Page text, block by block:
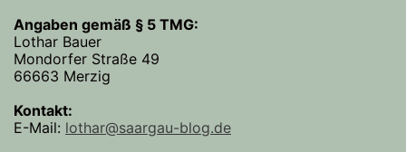
Angaben gemäß § 5 TMG:
Lothar Bauer
Mondorfer Straße 49
66663 Merzig
Kontakt:
E-Mail: lothar@saargau-blog.de